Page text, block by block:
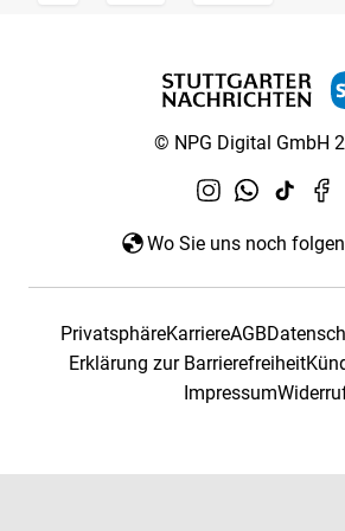
© NPG Digital GmbH
Wo Sie uns noch
PrivatsphäreKarriereAGB
Erklärung zur Barrierefreiheit
Impressum